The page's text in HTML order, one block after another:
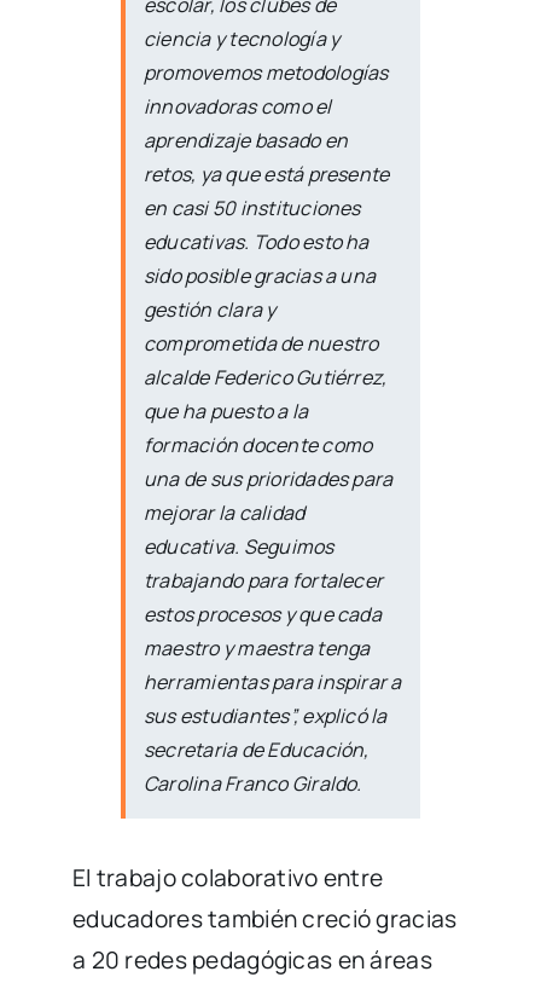
ciencia y tecnología y
promovemos metodologías
innovadoras como el
aprendizaje basado en
retos, ya que está presente
en casi 50 instituciones
educativas. Todo esto ha
sido posible gracias a una
gestión clara y
comprometida de nuestro
alcalde Federico Gutiérrez,
que ha puesto a la
formación docente como
una de sus prioridades para
mejorar la calidad
educativa. Seguimos
trabajando para fortalecer
estos procesos y que cada
maestro y maestra tenga
herramientas para inspirar a
sus estudiantes”, explicó la
secretaria de Educación,
Carolina Franco Giraldo.
El trabajo colaborativo entre
educadores también creció gracias
a 20 redes pedagógicas en áreas